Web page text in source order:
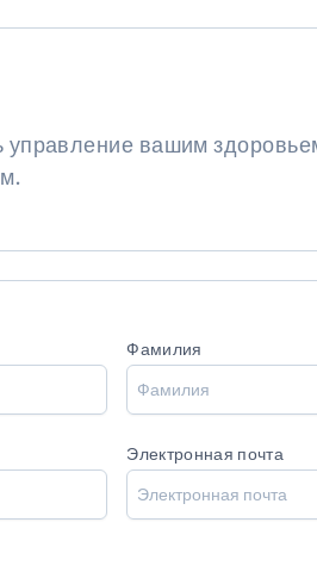
управление вашим
Фамилия
Электронная почта